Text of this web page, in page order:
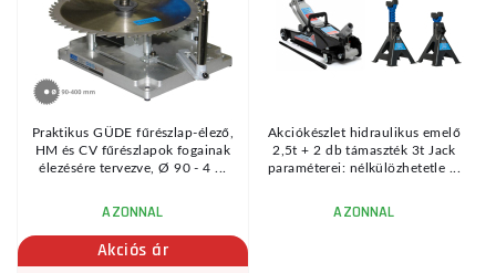
Praktikus GÜDE fűrészlap-élező,
HM és CV fűrészlapok fogainak
élezésére tervezve, Ø 90 - 4 ...
AZONNAL
Akciós ár
Akciókészlet hidraulikus emelő
2,5t + 2 db támaszték 3t Jack
paraméterei: nélkülözhetetle ...
AZONNAL